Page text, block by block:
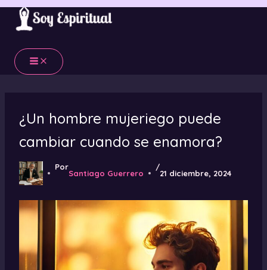
Ir
contenido
¿Un hombre mujeriego puede
cambiar cuando se enamora?
Por
Santiago Guerrero
/
21 diciembre, 2024